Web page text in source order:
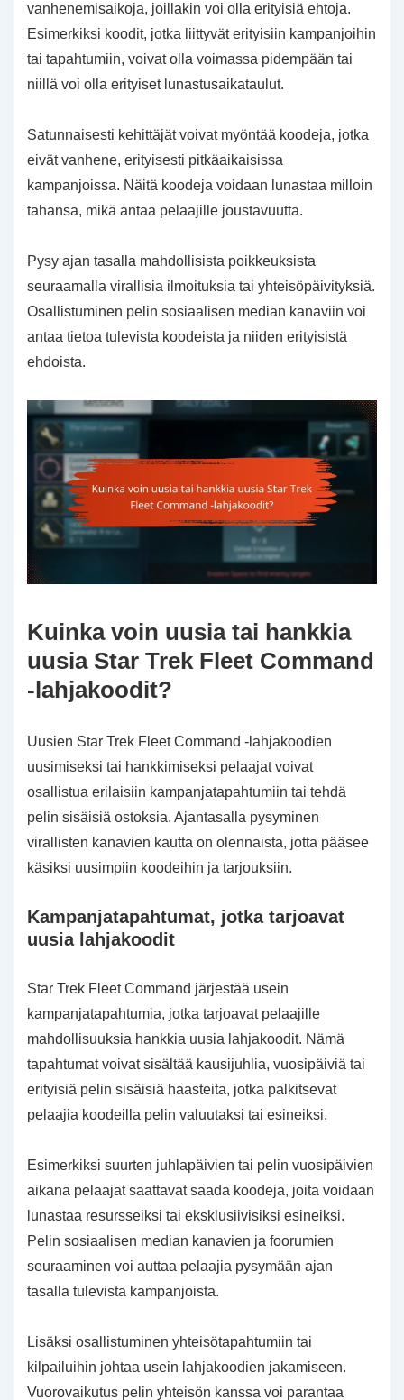
vanhenemisaikoja, joillakin voi olla erityisiä ehtoja.
Esimerkiksi koodit, jotka liittyvät erityisiin kampanjoihin
tai tapahtumiin, voivat olla voimassa pidempään tai
niillä voi olla erityiset lunastusaikataulut.
Satunnaisesti kehittäjät voivat myöntää koodeja, jotka
eivät vanhene, erityisesti pitkäaikaisissa
kampanjoissa. Näitä koodeja voidaan lunastaa milloin
tahansa, mikä antaa pelaajille joustavuutta.
Pysy ajan tasalla mahdollisista poikkeuksista
seuraamalla virallisia ilmoituksia tai yhteisöpäivityksiä.
Osallistuminen pelin sosiaalisen median kanaviin voi
antaa tietoa tulevista koodeista ja niiden erityisistä
ehdoista.
Kuinka voin uusia tai hankkia
uusia Star Trek Fleet Command
-lahjakoodit?
Uusien Star Trek Fleet Command -lahjakoodien
uusimiseksi tai hankkimiseksi pelaajat voivat
osallistua erilaisiin kampanjatapahtumiin tai tehdä
pelin sisäisiä ostoksia. Ajantasalla pysyminen
virallisten kanavien kautta on olennaista, jotta pääsee
käsiksi uusimpiin koodeihin ja tarjouksiin.
Kampanjatapahtumat, jotka tarjoavat
uusia lahjakoodit
Star Trek Fleet Command järjestää usein
kampanjatapahtumia, jotka tarjoavat pelaajille
mahdollisuuksia hankkia uusia lahjakoodit. Nämä
tapahtumat voivat sisältää kausijuhlia, vuosipäiviä tai
erityisiä pelin sisäisiä haasteita, jotka palkitsevat
pelaajia koodeilla pelin valuutaksi tai esineiksi.
Esimerkiksi suurten juhlapäivien tai pelin vuosipäivien
aikana pelaajat saattavat saada koodeja, joita voidaan
lunastaa resursseiksi tai eksklusiivisiksi esineiksi.
Pelin sosiaalisen median kanavien ja foorumien
seuraaminen voi auttaa pelaajia pysymään ajan
tasalla tulevista kampanjoista.
Lisäksi osallistuminen yhteisötapahtumiin tai
kilpailuihin johtaa usein lahjakoodien jakamiseen.
Vuorovaikutus pelin yhteisön kanssa voi parantaa